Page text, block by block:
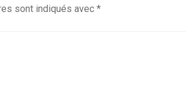
sont indiqués avec *